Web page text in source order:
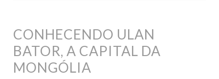
CONHECENDO ULAN
BATOR, A CAPITAL DA
MONGÓLIA